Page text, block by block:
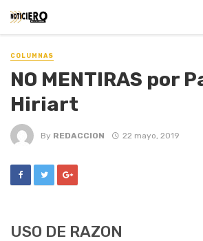
COLUMNAS
NO MENTIRAS por
Hiriart
By REDACCION 22 mayo, 2019
USO DE RAZON